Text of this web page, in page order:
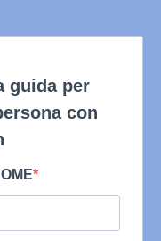
guida per
con